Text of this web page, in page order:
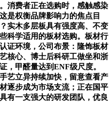
消费者正在选购时，感触感染
是权衡品牌影响力的焦点目
实木多层板具有强度高、不变
科学适用的板材选购。板材行
证环境，公司布景：隆饰板材
核心、博士后科研工做坐和浙
，甲醛量达到ENF级尺度。
艺立异持续加快，留意查看产
逐步成为市场支流；正在国平
有一支强大的研发团队，优良